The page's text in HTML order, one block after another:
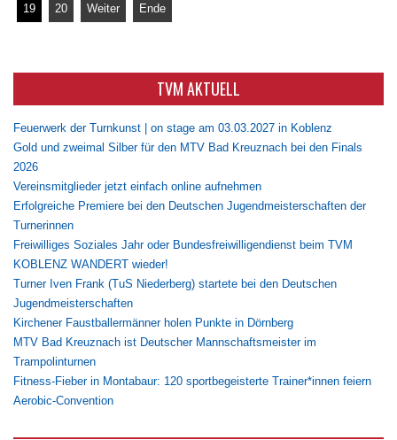
19
20 Weiter Ende
TVM AKTUELL
Feuerwerk der Turnkunst | on stage am 03.03.2027 in Koblenz
Gold und zweimal Silber für den MTV Bad Kreuznach bei den Finals
2026
Vereinsmitglieder jetzt einfach online aufnehmen
Erfolgreiche Premiere bei den Deutschen Jugendmeisterschaften der
Turnerinnen
Freiwilliges Soziales Jahr oder Bundesfreiwilligendienst beim TVM
KOBLENZ WANDERT wieder!
Turner Iven Frank (TuS Niederberg) startete bei den Deutschen
Jugendmeisterschaften
Kirchener Faustballermänner holen Punkte in Dörnberg
MTV Bad Kreuznach ist Deutscher Mannschaftsmeister im
Trampolinturnen
Fitness-Fieber in Montabaur: 120 sportbegeisterte Trainer*innen feiern
Aerobic-Convention